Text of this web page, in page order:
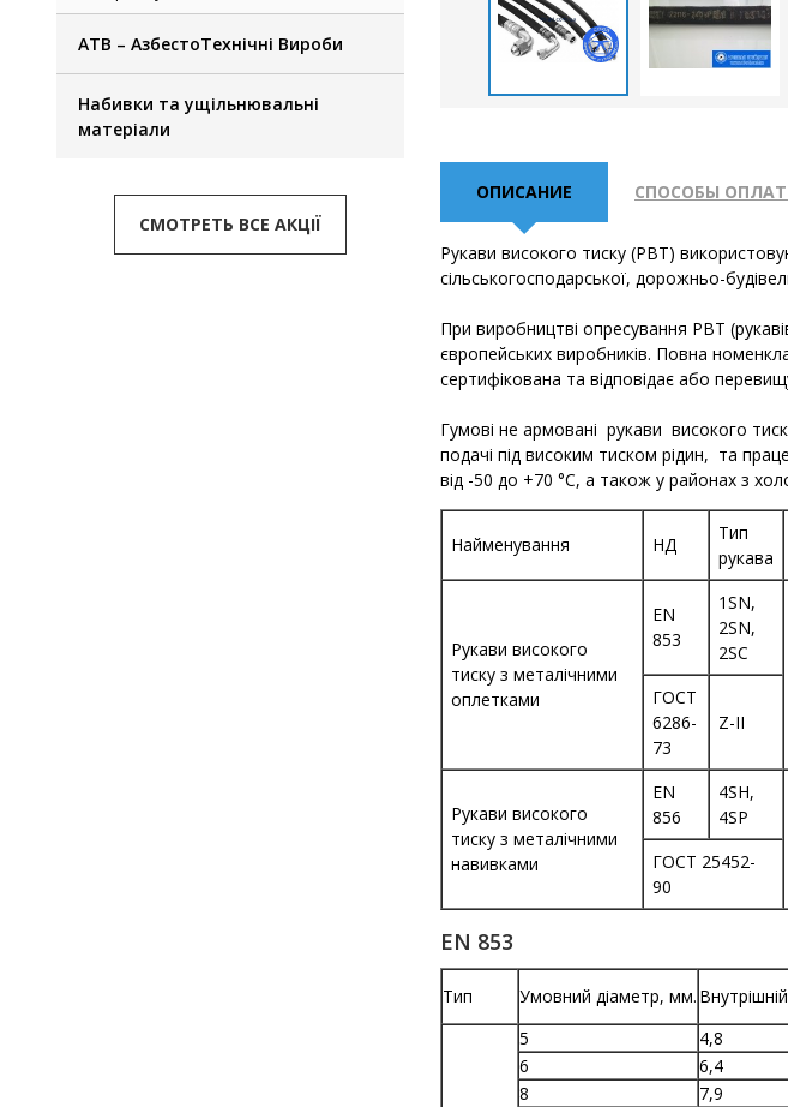
АТВ – АзбестоТехнічні Вироби
Набивки та ущільнювальні
матеріали
СМОТРЕТЬ ВСЕ АКЦІЇ
ОПИСАНИЕ СПОСОБЫ
Рукави високого тиску (РВТ)
сільськогосподарської, дорожньо-
При виробництві опресування РВТ
європейських виробників. Повна
сертифікована та відповідає або
Гумові не армовані рукави високого
подачі під високим тиском рідин, та
від -50 до +70 °С, а також у районах з
Найменування НД
Тип
рукава
Рукави високого
тиску з металічними
оплетками
EN
853
1SN,
2SN,
2SC
ГОСТ
6286-
73
Z-II
Рукави високого
тиску з металічними
навивками
EN
856
4SH,
4SP
ГОСТ 25452-
90
EN 853
Тип Умовний діаметр, мм.
5 4,8
6
6,4
8
7,9